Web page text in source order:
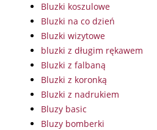
Bluzki koszulowe
Bluzki na co dzień
Bluzki wizytowe
bluzki z długim rękawem
Bluzki z falbaną
Bluzki z koronką
Bluzki z nadrukiem
Bluzy basic
Bluzy bomberki